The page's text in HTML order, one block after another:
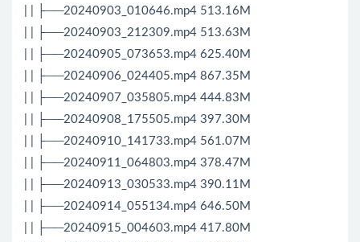
| | ├──20240903_010646.mp4 513.16M
| | ├──20240903_212309.mp4 513.63M
| | ├──20240905_073653.mp4 625.40M
| | ├──20240906_024405.mp4 867.35M
| | ├──20240907_035805.mp4 444.83M
| | ├──20240908_175505.mp4 397.30M
| | ├──20240910_141733.mp4 561.07M
| | ├──20240911_064803.mp4 378.47M
| | ├──20240913_030533.mp4 390.11M
| | ├──20240914_055134.mp4 646.50M
| | ├──20240915_004603.mp4 417.80M